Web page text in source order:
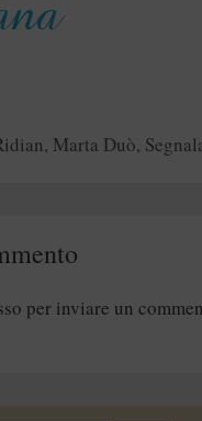
, Marta Duò,
per inviare un